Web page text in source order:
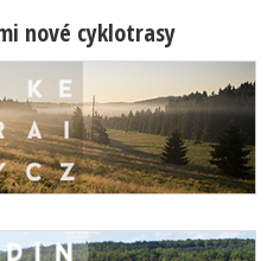
nové cyklotrasy